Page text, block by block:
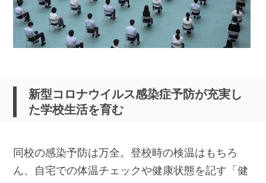
新型コロナウイルス感染症予防が充実し
た学校生活を育む
同校の感染予防は万全。登校時の検温はもちろ
ん、自宅での体温チェックや健康状態を記す「健